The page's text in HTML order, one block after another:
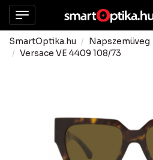
SmartOptika.hu Napszemüveg
Versace VE 4409 108/73